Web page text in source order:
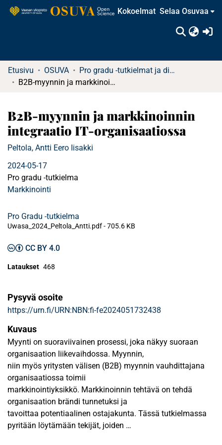
Kokoelmat Selaa Osuvaa
Etusivu OSUVA
Pro gradu -tutkielmat ja diplomityöt
B2B-myynnin ja markkinoinnin integraatio IT-organisaatiossa
B2B-myynnin ja markkinoinnin
integraatio IT-organisaatiossa
Peltola, Antti Eero Iisakki
2024-05-17
Pro gradu -tutkielma
Markkinointi
Pro Gradu -tutkielma
Uwasa_2024_Peltola_Antti.pdf -705.6 KB
CC BY 4.0
Lataukset 468
Pysyvä osoite
https://urn.fi/URN:NBN:fi-fe2024051732438
Kuvaus
Myynti on suoraviivainen prosessi, joka näkyy suoraan
organisaation liikevaihdossa. Myynnin,
niin myös yritysten välisen (B2B) myynnin vauhdittajana
organisaatiossa toimii
markkinointiyksikkö. Markkinoinnin tehtävä on tehdä
organisaation brändi tunnetuksi ja
tavoittaa potentiaalinen ostajakunta. Tässä tutkielmassa
pyritään löytämään tekijät, joiden